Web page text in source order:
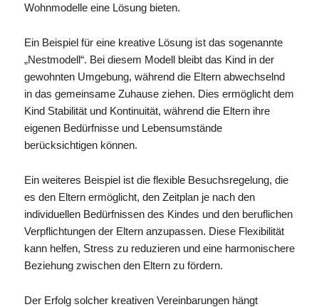
Wohnmodelle eine Lösung bieten.
Ein Beispiel für eine kreative Lösung ist das sogenannte
„Nestmodell“. Bei diesem Modell bleibt das Kind in der
gewohnten Umgebung, während die Eltern abwechselnd
in das gemeinsame Zuhause ziehen. Dies ermöglicht dem
Kind Stabilität und Kontinuität, während die Eltern ihre
eigenen Bedürfnisse und Lebensumstände
berücksichtigen können.
Ein weiteres Beispiel ist die flexible Besuchsregelung, die
es den Eltern ermöglicht, den Zeitplan je nach den
individuellen Bedürfnissen des Kindes und den beruflichen
Verpflichtungen der Eltern anzupassen. Diese Flexibilität
kann helfen, Stress zu reduzieren und eine harmonischere
Beziehung zwischen den Eltern zu fördern.
Der Erfolg solcher kreativen Vereinbarungen hängt